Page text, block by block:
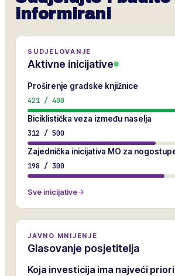
informirani
SUDJELOVANJE
Aktivne inicijative
Proširenje gradske knjižnice
421 / 400
Biciklistička veza između naselja
312 / 500
Zajednička inicijativa MO za
198 / 300
Sve inicijative
JAVNO MNIJENJE
Glasovanje posjetitelja
Koja investicija ima najveći